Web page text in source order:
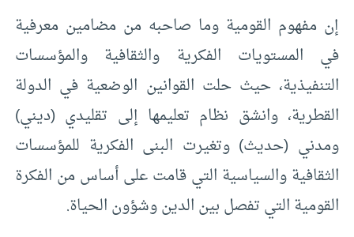
إن مفهوم القومية وما صاحبه من مضامين معرفية
في المستويات الفكرية والثقافية والمؤسسات
التنفيذية، حيث حلت القوانين الوضعية في الدولة
القطرية، وانشق نظام تعليمها إلى تقليدي (ديني)
ومدني (حديث) وتغيرت البنى الفكرية للمؤسسات
الثقافية والسياسية التي قامت على أساس من الفكرة
القومية التي تفصل بين الدين وشؤون الحياة.